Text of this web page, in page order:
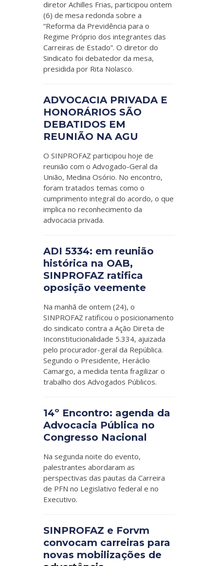
diretor Achilles Frias, participou ontem
(6) de mesa redonda sobre a
“Reforma da Previdência para o
Regime Próprio dos integrantes das
Carreiras de Estado”. O diretor do
Sindicato foi debatedor da mesa,
presidida por Rita Nolasco.
ADVOCACIA PRIVADA E
HONORÁRIOS SÃO
DEBATIDOS EM
REUNIÃO NA AGU
O SINPROFAZ participou hoje de
reunião com o Advogado-Geral da
União, Medina Osório. No encontro,
foram tratados temas como o
cumprimento integral do acordo, o que
implica no reconhecimento da
advocacia privada.
ADI 5334: em reunião
histórica na OAB,
SINPROFAZ ratifica
oposição veemente
Na manhã de ontem (24), o
SINPROFAZ ratificou o posicionamento
do sindicato contra a Ação Direta de
Inconstitucionalidade 5.334, ajuizada
pelo procurador-geral da República.
Segundo o Presidente, Heráclio
Camargo, a medida tenta fragilizar o
trabalho dos Advogados Públicos.
14º Encontro: agenda da
Advocacia Pública no
Congresso Nacional
Na segunda noite do evento,
palestrantes abordaram as
perspectivas das pautas da Carreira
de PFN no Legislativo federal e no
Executivo.
SINPROFAZ e Forvm
convocam carreiras para
novas mobilizações de